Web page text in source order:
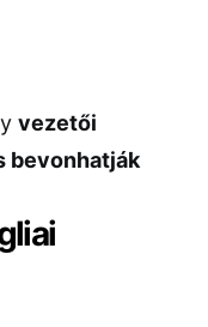
vezetői
bevonhatják